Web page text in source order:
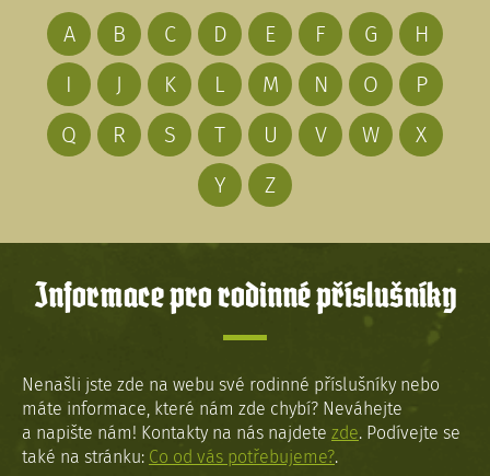
A B C D E F G
H
I
J K L M N O
P
Q
R S T U V W
X
Y
Z
Informace pro rodinné příslušníky
Nenašli jste zde na webu své rodinné příslušníky nebo
máte informace, které nám zde chybí? Neváhejte
a napište nám! Kontakty na nás najdete zde. Podívejte se
také na stránku: Co od vás potřebujeme?.